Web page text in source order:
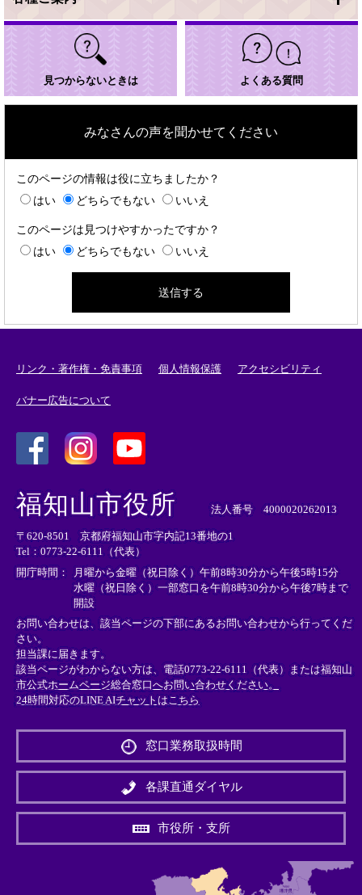
見つからないときは よくある質問
みなさんの声を聞かせてください
このページの情報は役に立ちましたか？
はい
どちらでもない いいえ
このページは見つけやすかったですか？
はい
どちらでもない いいえ
リンク・著作権・免責事項 個人情報保護 アクセシビリティ
バナー広告について
外
部
リ
ン
ク
＞
外
リ
ン
ク
＞
外
部
ン
ク
＞
福知山市役所 法人番号 4000020262013
〒620-8501 京都府福知山市字内記13番地の1
Tel：0773-22-6111（代表）
開庁時間：
月曜から金曜（祝日除く）午前8時30分から午後5時15分
水曜（祝日除く）一部窓口を午前8時30分から午後7時まで
開設
お問い合わせは、該当ページの下部にあるお問い合わせから行ってくだ
さい。
担当課に届きます。
該当ページがわからない方は、電話0773-22-6111（代表）または福知山
市公式ホームページ総合窓口へお問い合わせください。
24時間対応のLINE AIチャットはこちら
外
リ
ン
＞
窓口業務取扱時間
各課直通ダイヤル
市役所・支所